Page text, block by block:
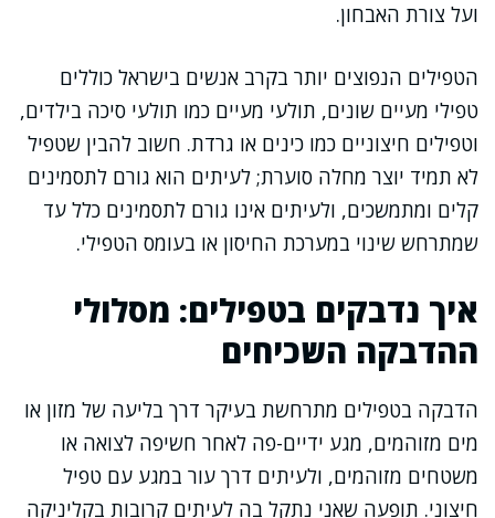
ועל צורת האבחון.
הטפילים הנפוצים יותר בקרב אנשים בישראל כוללים
טפילי מעיים שונים, תולעי מעיים כמו תולעי סיכה בילדים,
וטפילים חיצוניים כמו כינים או גרדת. חשוב להבין שטפיל
לא תמיד יוצר מחלה סוערת; לעיתים הוא גורם לתסמינים
קלים ומתמשכים, ולעיתים אינו גורם לתסמינים כלל עד
שמתרחש שינוי במערכת החיסון או בעומס הטפילי.
איך נדבקים בטפילים: מסלולי
ההדבקה השכיחים
הדבקה בטפילים מתרחשת בעיקר דרך בליעה של מזון או
מים מזוהמים, מגע ידיים-פה לאחר חשיפה לצואה או
משטחים מזוהמים, ולעיתים דרך עור במגע עם טפיל
חיצוני. תופעה שאני נתקל בה לעיתים קרובות בקליניקה